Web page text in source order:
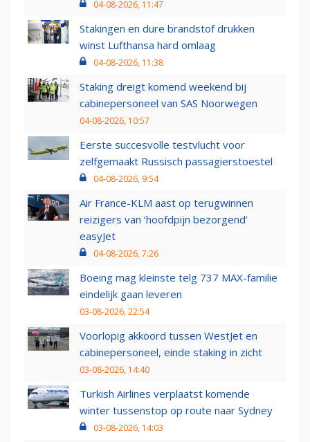
04-08-2026, 11:47
Stakingen en dure brandstof drukken
winst Lufthansa hard omlaag
04-08-2026, 11:38
Staking dreigt komend weekend bij
cabinepersoneel van SAS Noorwegen
04-08-2026, 10:57
Eerste succesvolle testvlucht voor
zelfgemaakt Russisch passagierstoestel
04-08-2026, 9:54
Air France-KLM aast op terugwinnen
reizigers van ‘hoofdpijn bezorgend’
easyJet
04-08-2026, 7:26
Boeing mag kleinste telg 737 MAX-familie
eindelijk gaan leveren
03-08-2026, 22:54
Voorlopig akkoord tussen WestJet en
cabinepersoneel, einde staking in zicht
03-08-2026, 14:40
Turkish Airlines verplaatst komende
winter tussenstop op route naar Sydney
03-08-2026, 14:03